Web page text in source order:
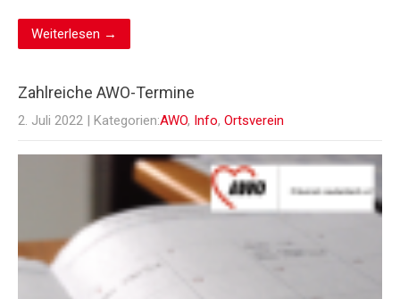
Weiterlesen →
Zahlreiche AWO-Termine
2. Juli 2022 | Kategorien:AWO, Info, Ortsverein